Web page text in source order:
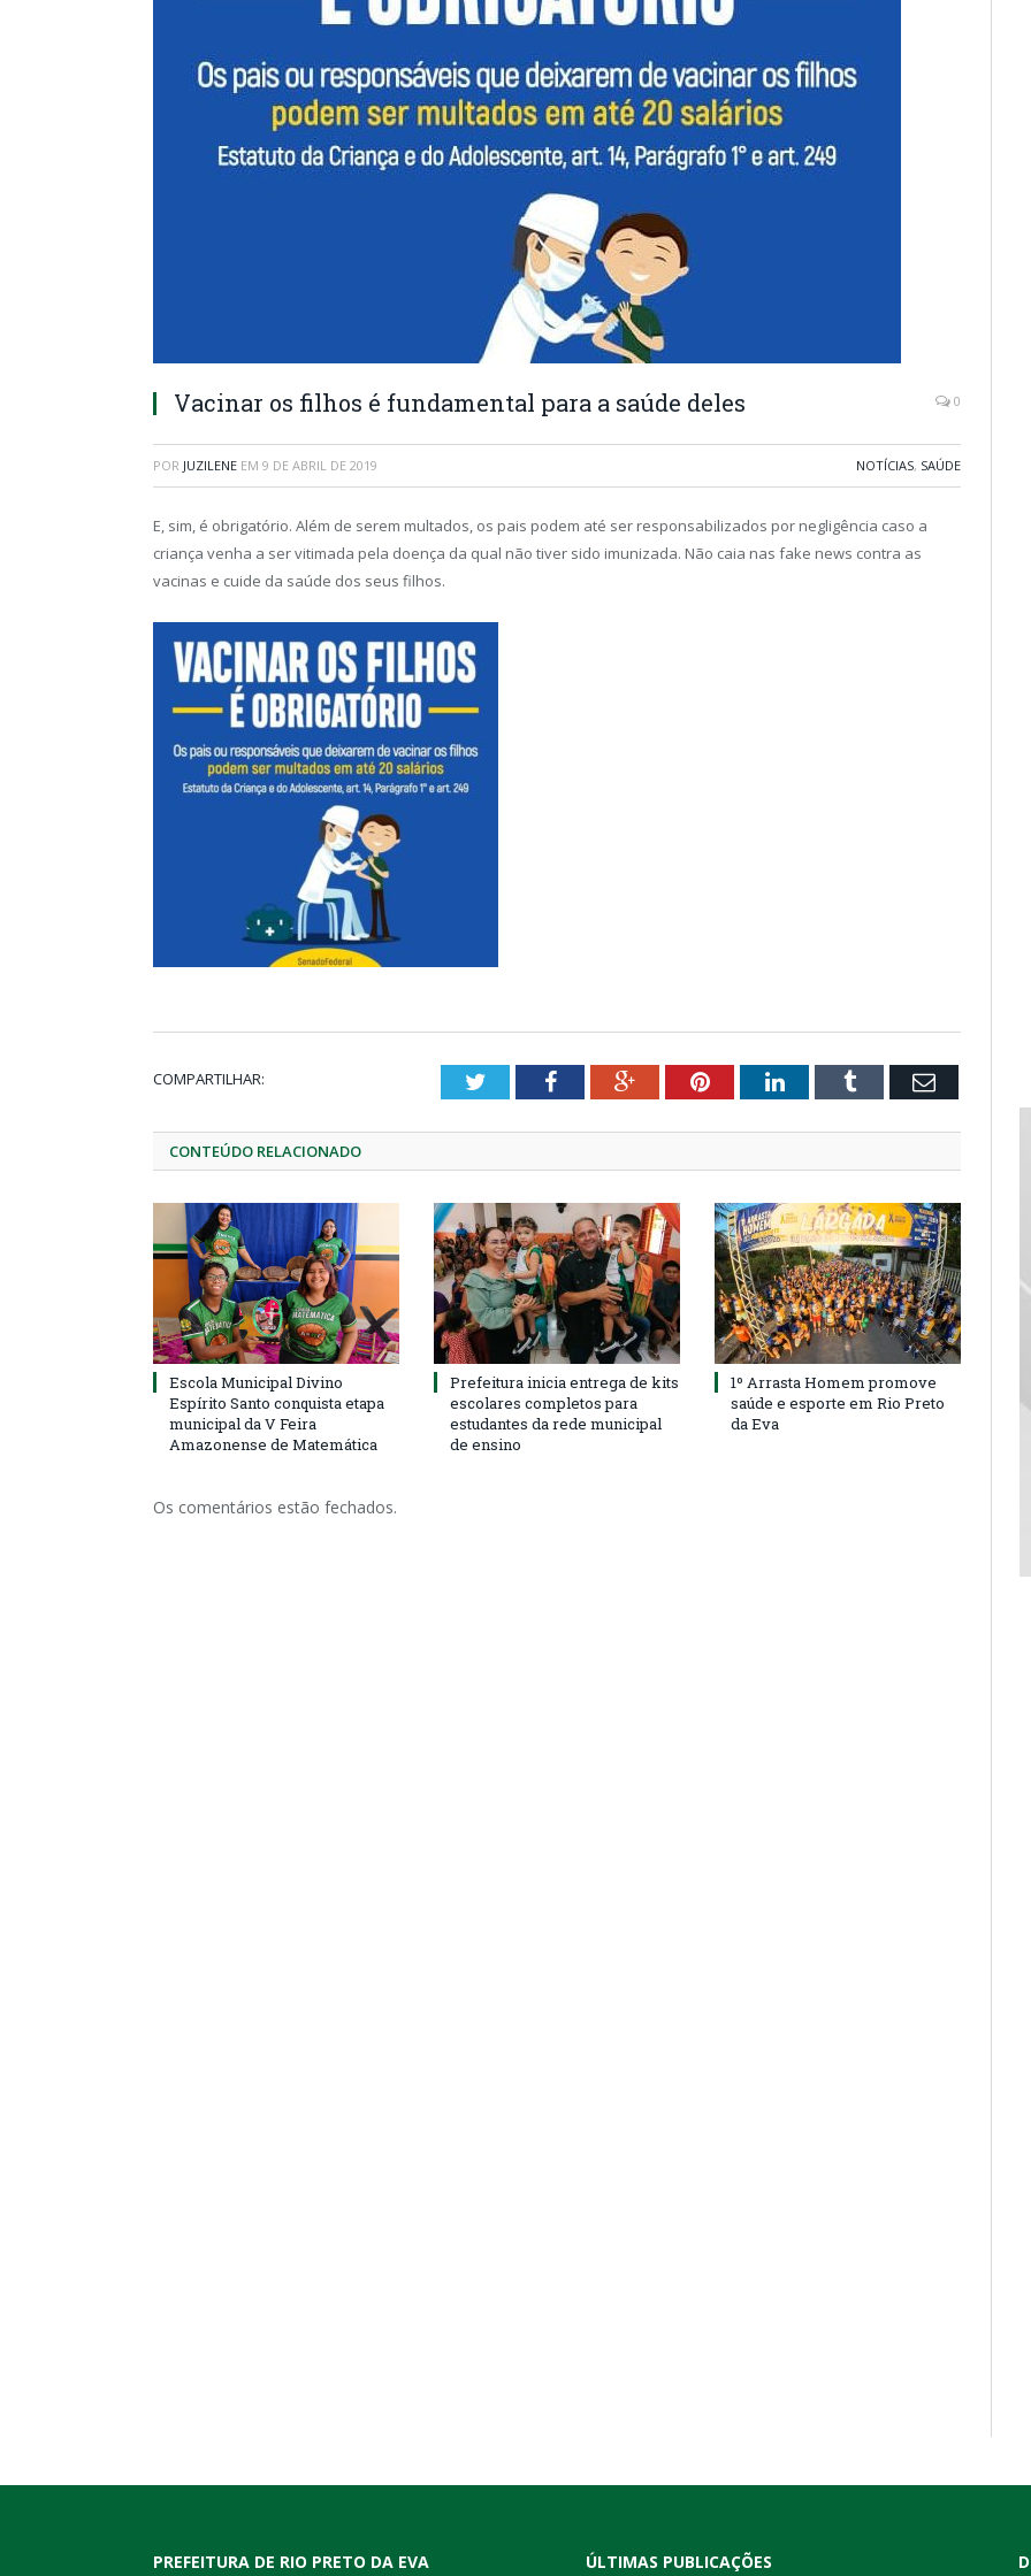
Vacinar os filhos é fundamental para a saúde deles 0
POR JUZILENE EM 9 DE ABRIL DE 2019 NOTÍCIAS, SAÚDE
E, sim, é obrigatório. Além de serem multados, os pais podem até ser responsabilizados por negligência caso a
criança venha a ser vitimada pela doença da qual não tiver sido imunizada. Não caia nas fake news contra as
vacinas e cuide da saúde dos seus filhos.
COMPARTILHAR: TwitterFacebookGoogle+PinterestLinkedInTumblr Email
CONTEÚDO RELACIONADO
Escola Municipal Divino
Espírito Santo conquista etapa
municipal da V Feira
Amazonense de Matemática
Prefeitura inicia entrega de kits
escolares completos para
estudantes da rede municipal
de ensino
1º Arrasta Homem promove
saúde e esporte em Rio Preto
da Eva
Os comentários estão fechados.
PREFEITURA DE RIO PRETO DA EVA ÚLTIMAS PUBLICAÇÕES